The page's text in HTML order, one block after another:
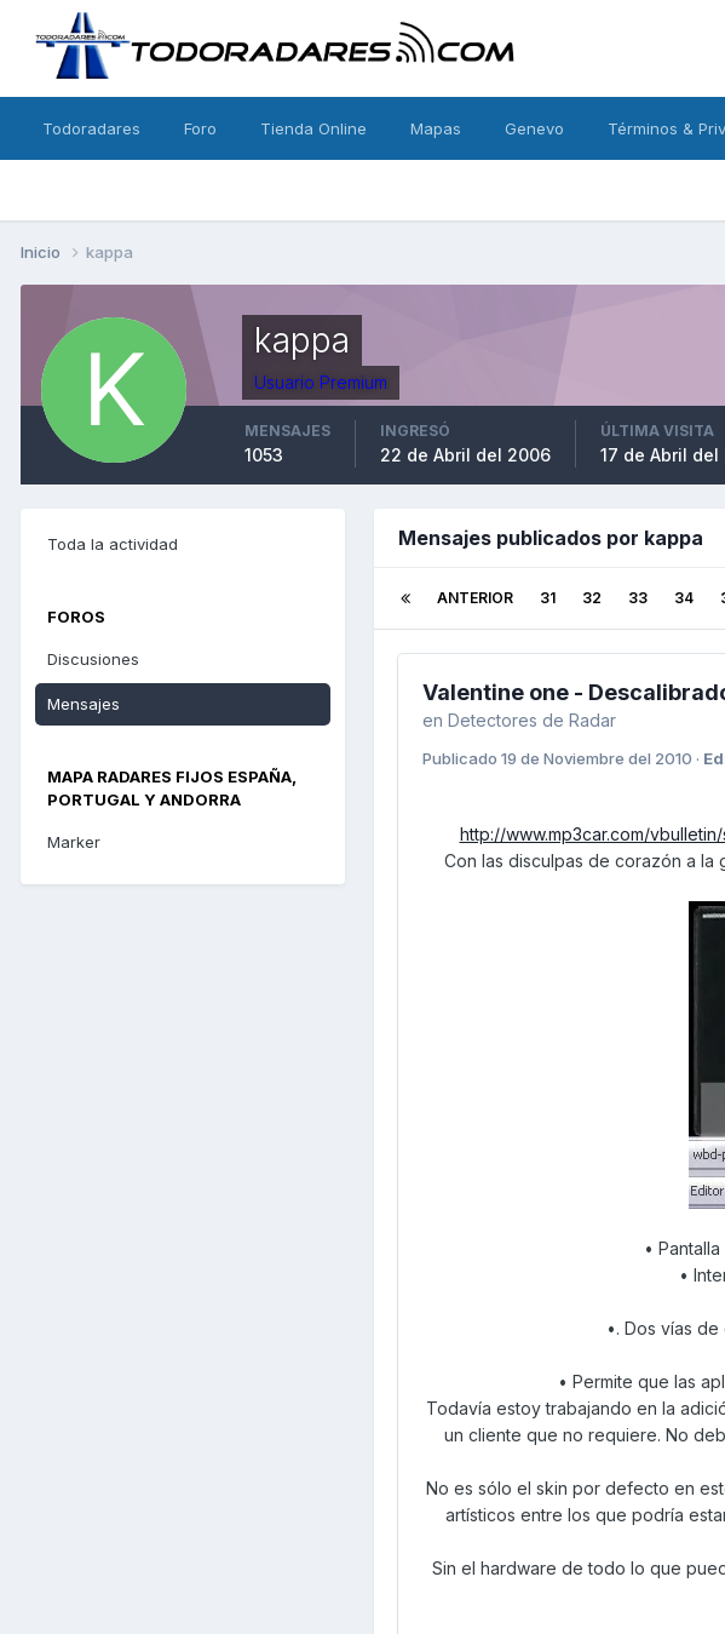
Todoradares Foro Tienda Online Mapas Genevo Términos &
Inicio kappa
kappa
Usuario Premium
MENSAJES
1053
INGRESÓ
22 de Abril del 2006
ÚLTIMA VISITA
17 de Abril del
Toda la actividad
FOROS
Discusiones
Mensajes
MAPA RADARES FIJOS ESPAÑA,
PORTUGAL Y ANDORRA
Marker
Mensajes publicados por kappa
ANTERIOR 31 32 33 34
Valentine one -
en Detectores de Radar
Publicado 19 de Noviembre del 2010 ·
http://www.mp3car.com/
Con las disculpas de corazón a
•
•
•. Dos vías
• Permite que las
Todavía estoy trabajando en la
un cliente que no requiere. No
No es sólo el skin por defecto en
artísticos entre los que podría
Sin el hardware de todo lo que